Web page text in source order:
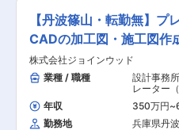
入いたします。現行の大型平面研
なる長尺ものワークの平面研削に
り、顧客のニーズに応え続けています。 変
囲：本文参照
造計算を行っていただきます。
もと業務を行っていただきますの
できる環境が整っています。 また
担当できるまで、戸建て住宅であ
年、保育園等であれば4~5年ほどか
ベトナム子会社について： 子会社
に就業いただいております。当社
年程度経験を積んだ上で、経験を
への出張等も経験いただきたいと
の加工図・施工図の作成 ・構造
スタント業務 ・一般事務業務(書
郵送・控えの整理) など ■受注後の流れ： （1）
設計事務所・工務店から案件受注
った案件については一度子会社(ベ
にて対応 （3）子会社にて作成し
と修正等を行います。 （4）完成
に顧客と打ち合わせを行い、追加
はその都度対応 ※子会社での案件の完成度は規模
や難易度によって様々ですが、5
【丹波篠山・転勤無】プ
CADの加工図・施工図
株式会社ジョインウッド
業種 / 職種
設計事務所
レーター（
年収
350万円~
勤務地
兵庫県丹